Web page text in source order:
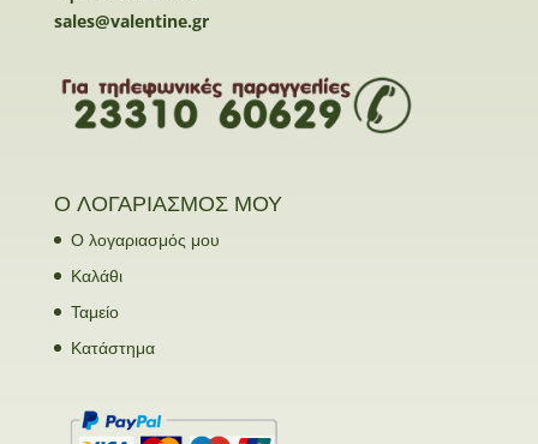
sales@valentine.gr
Ο ΛΟΓΑΡΙΑΣΜΟΣ ΜΟΥ
Ο λογαριασμός μου
Καλάθι
Ταμείο
Κατάστημα